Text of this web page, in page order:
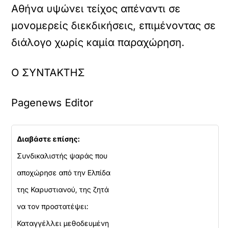
Αθήνα υψώνει τείχος απέναντι σε
μονομερείς διεκδικήσεις, επιμένοντας σε
διάλογο χωρίς καμία παραχώρηση.
Ο ΣΥΝΤΑΚΤΗΣ
Pagenews Editor
Διαβάστε επίσης:
Συνδικαλιστής ψαράς που
αποχώρησε από την Ελπίδα
της Καρυστιανού, της ζητά
να τον προστατέψει:
Καταγγέλλει μεθοδευμένη